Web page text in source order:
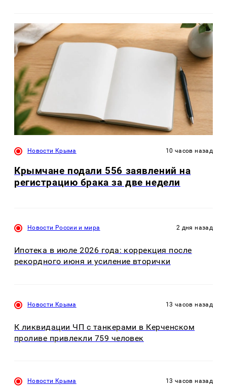
Новости Крыма 10 часов назад
Крымчане подали 556 заявлений на
регистрацию брака за две недели
Новости России и мира 2 дня назад
Ипотека в июле 2026 года: коррекция после
рекордного июня и усиление вторички
Новости Крыма 13 часов назад
К ликвидации ЧП с танкерами в Керченском
проливе привлекли 759 человек
Новости Крыма 13 часов назад